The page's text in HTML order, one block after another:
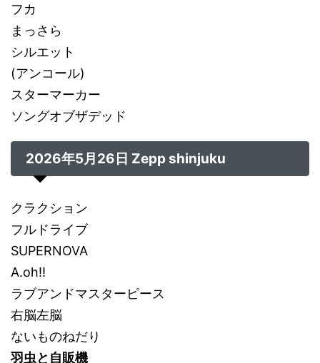
フカ
まっさら
シルエット
(アンコール)
スターマーカー
ソングオブザデッド
2026年5月26日 Zepp shinjuku
クラクション
フルドライブ
SUPERNOVA
A.oh!!
ラブアンドマスターピース
右脳左脳
ないものねだり
羽虫と自販機